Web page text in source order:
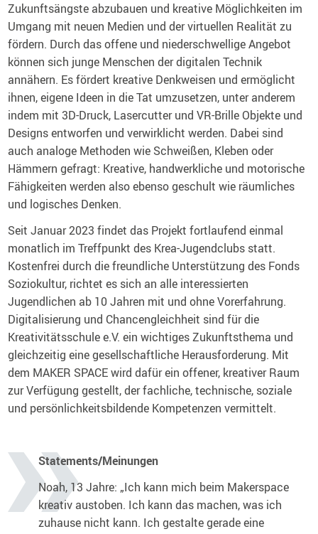
Zukunftsängste abzubauen und kreative Möglichkeiten im
Umgang mit neuen Medien und der virtuellen Realität zu
fördern. Durch das offene und niederschwellige Angebot
können sich junge Menschen der digitalen Technik
annähern. Es fördert kreative Denkweisen und ermöglicht
ihnen, eigene Ideen in die Tat umzusetzen, unter anderem
indem mit 3D-Druck, Lasercutter und VR-Brille Objekte und
Designs entworfen und verwirklicht werden. Dabei sind
auch analoge Methoden wie Schweißen, Kleben oder
Hämmern gefragt: Kreative, handwerkliche und motorische
Fähigkeiten werden also ebenso geschult wie räumliches
und logisches Denken.
Seit Januar 2023 findet das Projekt fortlaufend einmal
monatlich im Treffpunkt des Krea-Jugendclubs statt.
Kostenfrei durch die freundliche Unterstützung des Fonds
Soziokultur, richtet es sich an alle interessierten
Jugendlichen ab 10 Jahren mit und ohne Vorerfahrung.
Digitalisierung und Chancengleichheit sind für die
Kreativitätsschule e.V. ein wichtiges Zukunftsthema und
gleichzeitig eine gesellschaftliche Herausforderung. Mit
dem MAKER SPACE wird dafür ein offener, kreativer Raum
zur Verfügung gestellt, der fachliche, technische, soziale
und persönlichkeitsbildende Kompetenzen vermittelt.
Statements/Meinungen
Noah, 13 Jahre: „Ich kann mich beim Makerspace
kreativ austoben. Ich kann das machen, was ich
zuhause nicht kann. Ich gestalte gerade eine